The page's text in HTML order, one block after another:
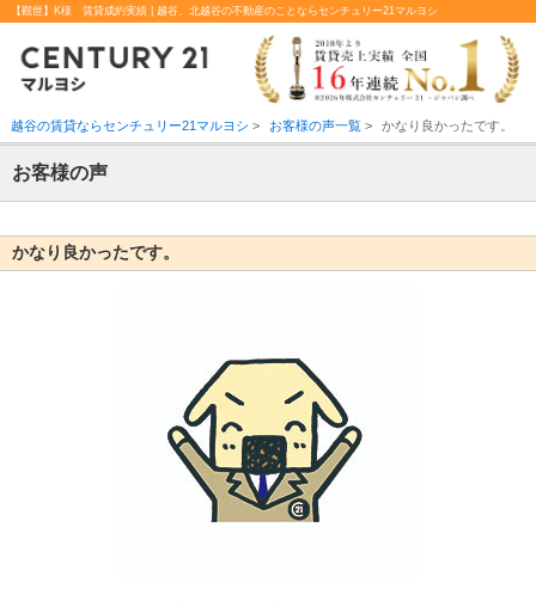
【觀世】K様 賃貸成約実績 | 越谷、北越谷の不動産のことならセンチュリー21マルヨシ
越谷の賃貸ならセンチュリー21マルヨシ > お客様の声一覧> かなり良かったです。
お客様の声
かなり良かったです。